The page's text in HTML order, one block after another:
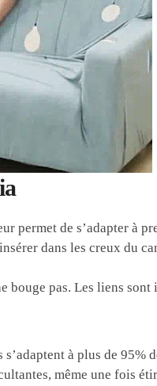
permet de s’adapter à
dans les creux du
bouge pas. Les liens
à plus de 95%
même une fois